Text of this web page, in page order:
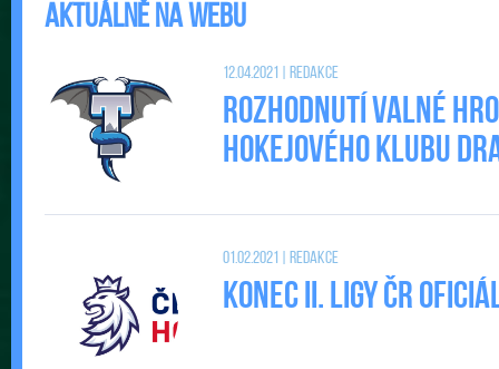
Aktuálně na webu
12.04.2021 | Redakce
Rozhodnutí valné
Hokejového klubu
01.02.2021 | Redakce
Konec II. Ligy ČR